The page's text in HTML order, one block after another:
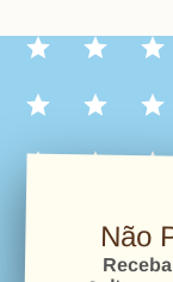
Não
cultura